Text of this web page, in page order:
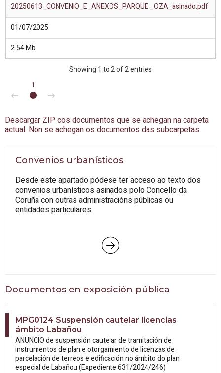
20250613_CONVENIO_E_ANEXOS_PARQUE _OZA_asinado.pdf
01/07/2025
2.54 Mb
Showing 1 to 2 of 2 entries
1
Descargar ZIP cos documentos que se achegan na carpeta
actual. Non se achegan os documentos das subcarpetas.
Convenios urbanísticos
Desde este apartado pódese ter acceso ao texto dos
convenios urbanísticos asinados polo Concello da
Coruña con outras administracións públicas ou
entidades particulares.
Documentos en exposición pública
MPG0124 Suspensión cautelar licencias
ámbito Labañou
ANUNCIO de suspensión cautelar de tramitación de
instrumentos de plan e otorgamiento de licenzas de
parcelación de terreos e edificación no ámbito do plan
especial de Labañou (Expediente 631/2024/246)